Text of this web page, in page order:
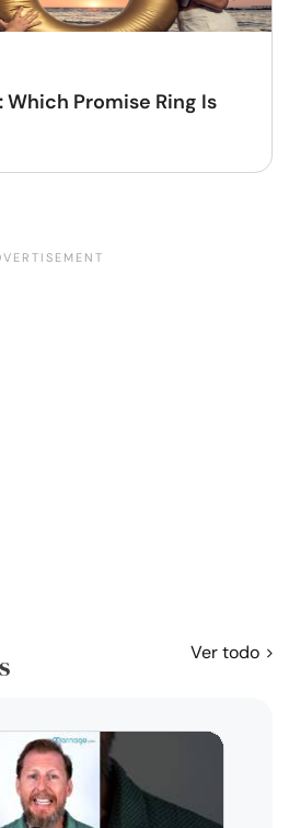
Which Promise Ring Is
Ver todo